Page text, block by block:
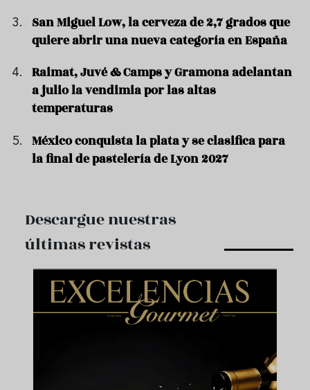
San Miguel Low, la cerveza de 2,7 grados que
quiere abrir una nueva categoría en España
Raimat, Juvé & Camps y Gramona adelantan
a julio la vendimia por las altas
temperaturas
México conquista la plata y se clasifica para
la final de pastelería de Lyon 2027
Descargue nuestras
últimas revistas